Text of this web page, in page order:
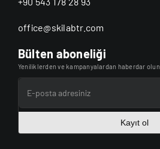
office@skilabtr.com
Bülten aboneliği
Yeniliklerden ve kampanyalardan haberdar olun.
Kayıt ol